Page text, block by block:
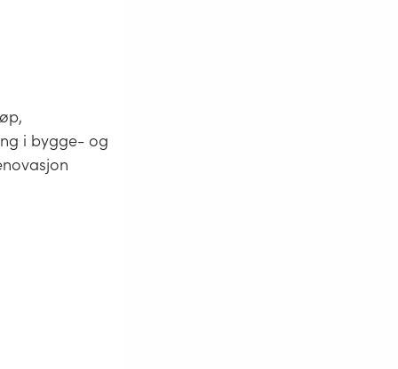
i bygge- og